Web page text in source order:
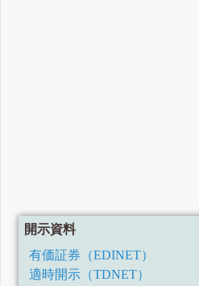
開示資料
有価証券（EDINET）
適時開示（TDNET）